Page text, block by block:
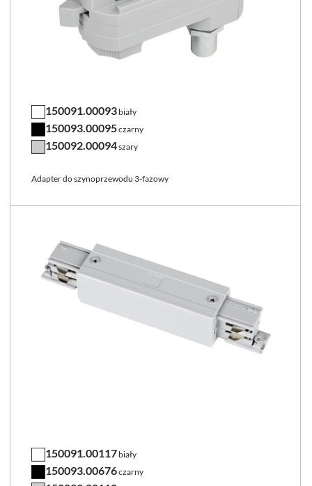
150091.00093 biały
150093.00095czarny
150092.00094szary
Adapter do szynoprzewodu 3-fazowy
150091.00117 biały
150093.00676czarny